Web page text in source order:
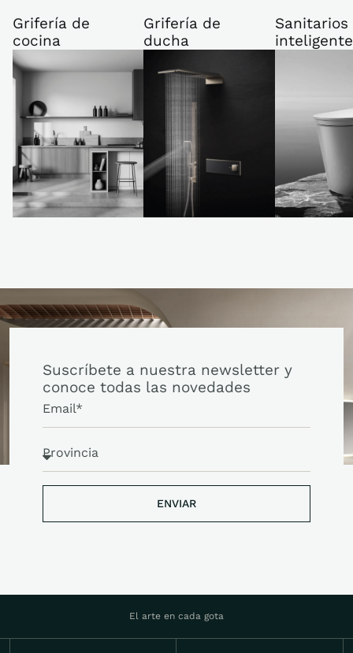
Grifería de
cocina
Grifería de
ducha
Sanitarios
Suscríbete a nuestra newsletter y
conoce todas las novedades
ENVIAR
El arte en cada gota